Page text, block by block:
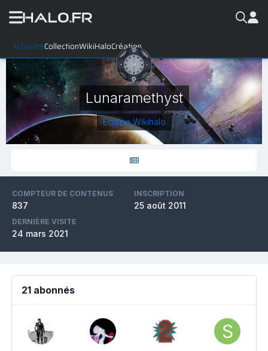
ActualitéCollectionWikiHaloCréation
Lunaramethyst
Équipe Wikihalo
COMPTEUR DE CONTENUS
837
INSCRIPTION
25 août 2011
DERNIÈRE VISITE
24 mars 2021
21 abonnés